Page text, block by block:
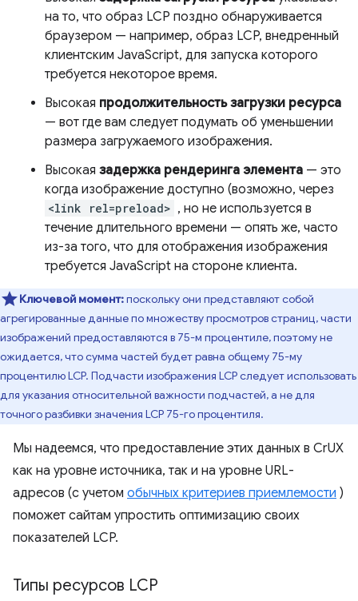
на то, что образ LCP поздно обнаруживается
браузером — например, образ LCP, внедренный
клиентским JavaScript, для запуска которого
требуется некоторое время.
Высокая продолжительность загрузки ресурса
— вот где вам следует подумать об уменьшении
размера загружаемого изображения.
Высокая задержка рендеринга элемента — это
когда изображение доступно (возможно, через
<link rel=preload> , но не используется в
течение длительного времени — опять же, часто
из-за того, что для отображения изображения
требуется JavaScript на стороне клиента.
Ключевой момент:поскольку они представляют собой
агрегированные данные по множеству просмотров страниц, части
изображений предоставляются в 75-м процентиле, поэтому не
ожидается, что сумма частей будет равна общему 75-му
процентилю LCP. Подчасти изображения LCP следует использовать
для указания относительной важности подчастей, а не для
точного разбивки значения LCP 75-го процентиля.
Мы надеемся, что предоставление этих данных в CrUX
как на уровне источника, так и на уровне URL-
адресов (с учетом обычных критериев приемлемости )
поможет сайтам упростить оптимизацию своих
показателей LCP.
Типы ресурсов LCP